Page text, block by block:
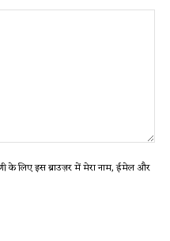
के लिए इस ब्राउज़र में मेरा नाम, ईमेल और